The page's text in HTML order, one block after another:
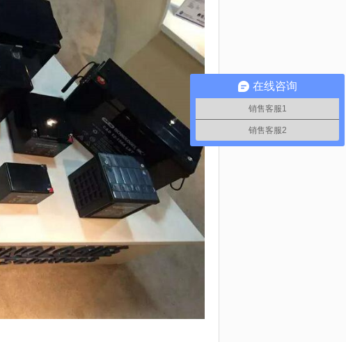
在线咨询
销售客服1
销售客服2